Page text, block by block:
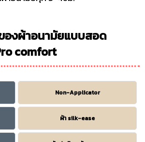
องผ้าอนามัยแบบสอด
comfort
Non-Applicator
ผ้า silk-ease